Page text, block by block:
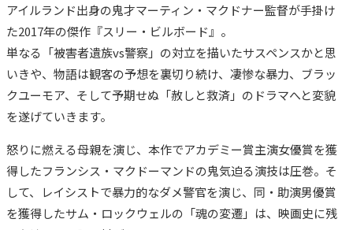
アイルランド出身の鬼才マーティン・マクドナー監督が手掛け
た2017年の傑作『スリー・ビルボード』。
単なる「被害者遺族vs警察」の対立を描いたサスペンスかと思
いきや、物語は観客の予想を裏切り続け、凄惨な暴力、ブラッ
クユーモア、そして予期せぬ「赦しと救済」のドラマへと変貌
を遂げていきます。
怒りに燃える母親を演じ、本作でアカデミー賞主演女優賞を獲
得したフランシス・マクドーマンドの鬼気迫る演技は圧巻。そ
して、レイシストで暴力的なダメ警官を演じ、同・助演男優賞
を獲得したサム・ロックウェルの「魂の変遷」は、映画史に残